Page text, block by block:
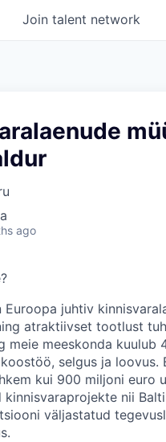
Join talent network
ago
Euroopa juhtiv
atraktiivset tootlust
meie meeskonda
selgus ja loovus.
kui 900 miljoni euro
kinnisvaraprojekte nii
väljastatud